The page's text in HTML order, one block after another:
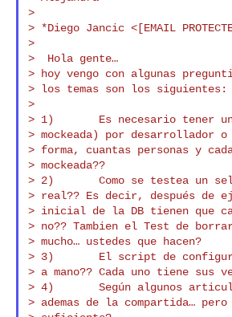
>
> *Diego Jancic <[EMAIL
>
>  Hola gente…
> hoy vengo con algunas
> los temas son los siguientes:
>
> 1)       Es necesario tener
> mockeada) por desarrollador
> forma, cuantas personas y
> mockeada??
> 2)       Como se testea un
> real?? Es decir, después de
> inicial de la DB tienen que
> no?? Tambien el Test de
> mucho… ustedes que hacen?
> 3)       El script de
> a mano?? Cada uno tiene sus
> 4)       Según algunos
> ademas de la compartida…